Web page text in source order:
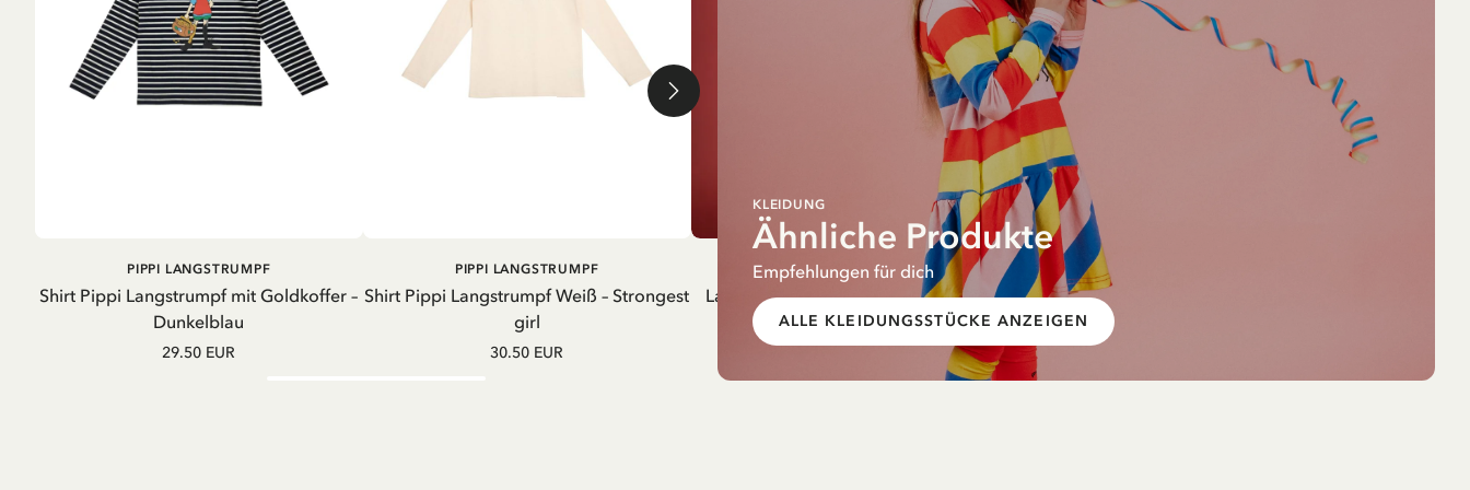
KLEIDUNG
Ähnliche Produkte
Empfehlungen für dich
ALLE KLEIDUNGSSTÜCKE ANZEIGEN
Shirt Pippi Langstrumpf mit Goldkoffer –
Dunkelblau
PIPPI LANGSTRUMPF
29.50 EUR
Shirt Pippi Langstrumpf Weiß – Strongest
girl
PIPPI LANGSTRUMPF
30.50 EUR
IN DEN
WARENKORB
Latzkleid Pippi Langstrumpf Streifen –
Gelb
PIPPI LANGSTRUMPF